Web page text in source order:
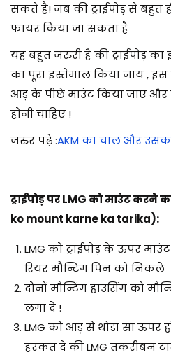
सकते है! जब की ट्राईपोड़ से बहुत
फायर किया जा सकता है
यह बहुत जरुरी है की ट्राईपोड़
का पूरा इस्तेमाल किया जाय ,
आड़ के पीछे माउंट किया जाए
होनी चाहिए !
जरुर पढ़े :AKM का चाल और
ट्राईपोड़ पर LMG को माउंट करने
ko mount karne ka tarika):
LMG को ट्राईपोड़ के ऊपर
रियर मौन्टिंग पिन को निकले
दोनों मौन्टिंग हाउसिंग को
लगा दे !
LMG को आड़ से थोडा सा ऊपर
हरकत दे की LMG तक़रीबन